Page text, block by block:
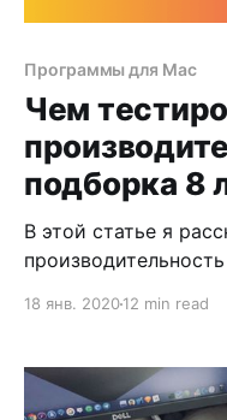
Программы для Mac
Чем
подборка 8
В этой статье я
18 янв. 202012 min read